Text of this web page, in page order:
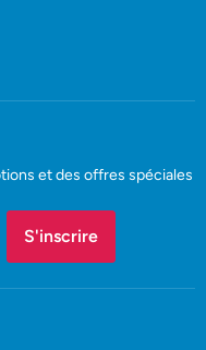
et des offres spéciales
S'inscrire